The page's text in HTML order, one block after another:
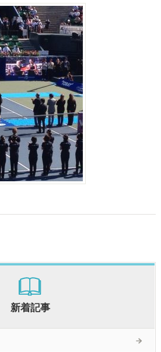
新着記事